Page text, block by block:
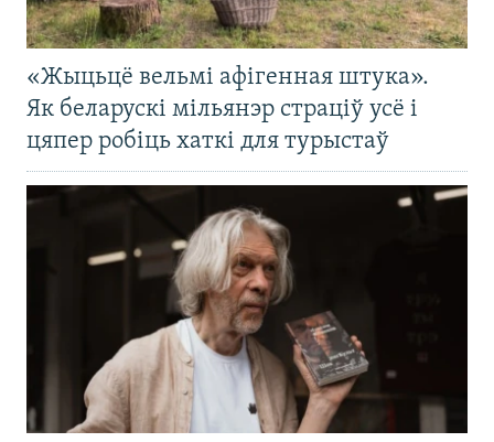
«Жыцьцё вельмі афігенная штука».
Як беларускі мільянэр страціў усё і
цяпер робіць хаткі для турыстаў